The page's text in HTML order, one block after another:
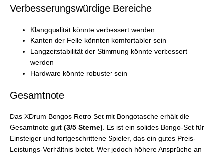
Verbesserungswürdige Bereiche
Klangqualität könnte verbessert werden
Kanten der Felle könnten komfortabler sein
Langzeitstabilität der Stimmung könnte verbessert
werden
Hardware könnte robuster sein
Gesamtnote
Das XDrum Bongos Retro Set mit Bongotasche erhält die
Gesamtnote gut (3/5 Sterne). Es ist ein solides Bongo-Set für
Einsteiger und fortgeschrittene Spieler, das ein gutes Preis-
Leistungs-Verhältnis bietet. Wer jedoch höhere Ansprüche an